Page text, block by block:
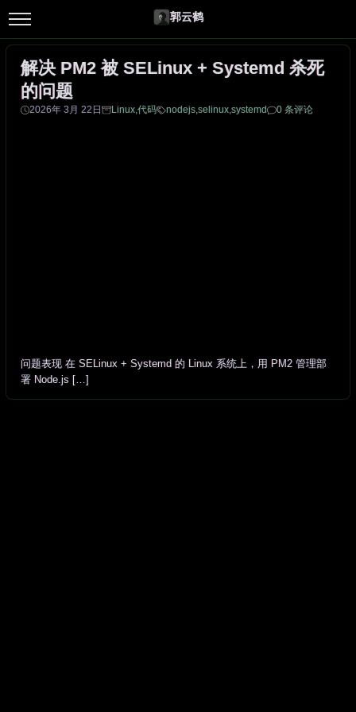
郭云鹤
解决 PM2 被 SELinux + Systemd 杀死
的问题
2026年 3月 22日 Linux,代码 nodejs,selinux,systemd 0 条评论
问题表现 在 SELinux + Systemd 的 Linux 系统上，用 PM2 管理部
署 Node.js […]